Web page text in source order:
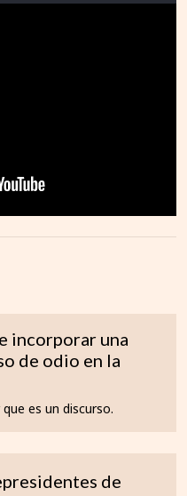
incorporar una
de odio en la
es un discurso.
de